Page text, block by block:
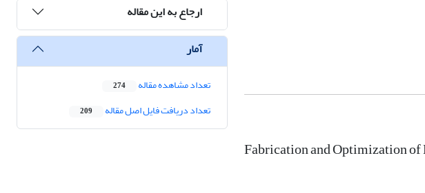
Fabrication and Optimization
ارجاع به این مقاله
آمار
تعداد مشاهده مقاله 274
تعداد دریافت فایل اصل مقاله 209